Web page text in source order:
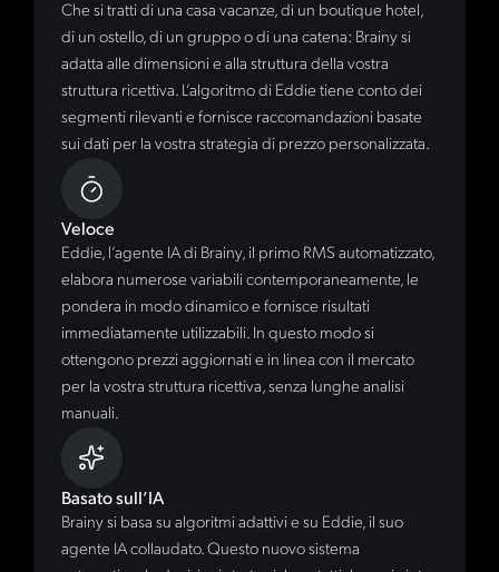
Che si tratti di una casa vacanze, di un boutique hotel,
di un ostello, di un gruppo o di una catena: Brainy si
adatta alle dimensioni e alla struttura della vostra
struttura ricettiva. L’algoritmo di Eddie tiene conto dei
segmenti rilevanti e fornisce raccomandazioni basate
sui dati per la vostra strategia di prezzo personalizzata.
Veloce
Eddie, l’agente IA di Brainy, il primo RMS automatizzato,
elabora numerose variabili contemporaneamente, le
pondera in modo dinamico e fornisce risultati
immediatamente utilizzabili. In questo modo si
ottengono prezzi aggiornati e in linea con il mercato
per la vostra struttura ricettiva, senza lunghe analisi
manuali.
Basato sull’IA
Brainy si basa su algoritmi adattivi e su Eddie, il suo
agente IA collaudato. Questo nuovo sistema